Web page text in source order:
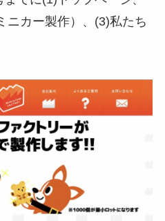
ニカー製作）、(3)私たち